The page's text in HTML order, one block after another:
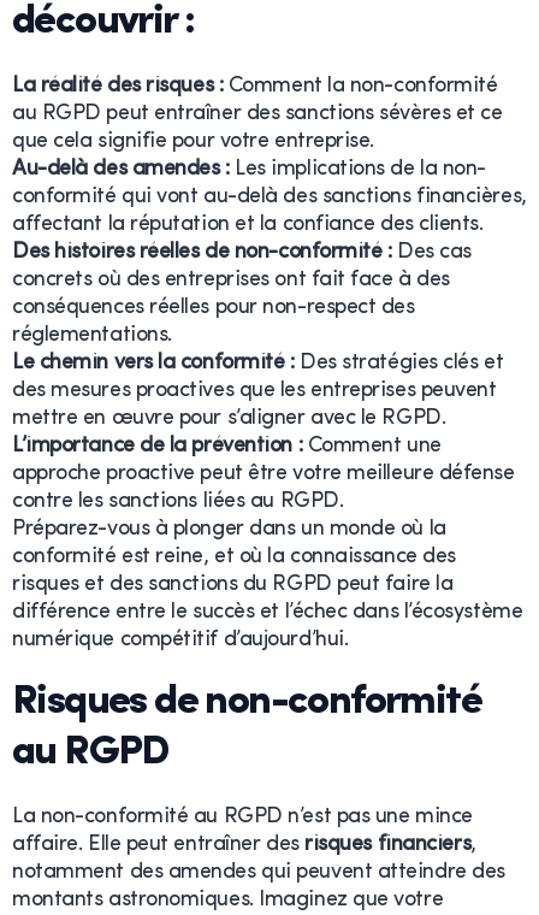
découvrir :
La réalité des risques :Comment la non-conformité
au RGPD peut entraîner des sanctions sévères et ce
que cela signifie pour votre entreprise.
Au-delà des amendes :Les implications de la non-
conformité qui vont au-delà des sanctions financières,
affectant la réputation et la confiance des clients.
Des histoires réelles de non-conformité :Des cas
concrets où des entreprises ont fait face à des
conséquences réelles pour non-respect des
réglementations.
Le chemin vers la conformité :Des stratégies clés et
des mesures proactives que les entreprises peuvent
mettre en œuvre pour s’aligner avec le RGPD.
L’importance de la prévention :Comment une
approche proactive peut être votre meilleure défense
contre les sanctions liées au RGPD.
Préparez-vous à plonger dans un monde où la
conformité est reine, et où la connaissance des
risques et des sanctions du RGPD peut faire la
différence entre le succès et l’échec dans l’écosystème
numérique compétitif d’aujourd’hui.
Risques de non-conformité
au RGPD
La non-conformité au RGPD n’est pas une mince
affaire. Elle peut entraîner des risques financiers,
notamment des amendes qui peuvent atteindre des
montants astronomiques. Imaginez que votre